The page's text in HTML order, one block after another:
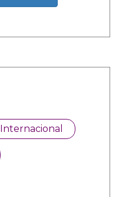
Internacional